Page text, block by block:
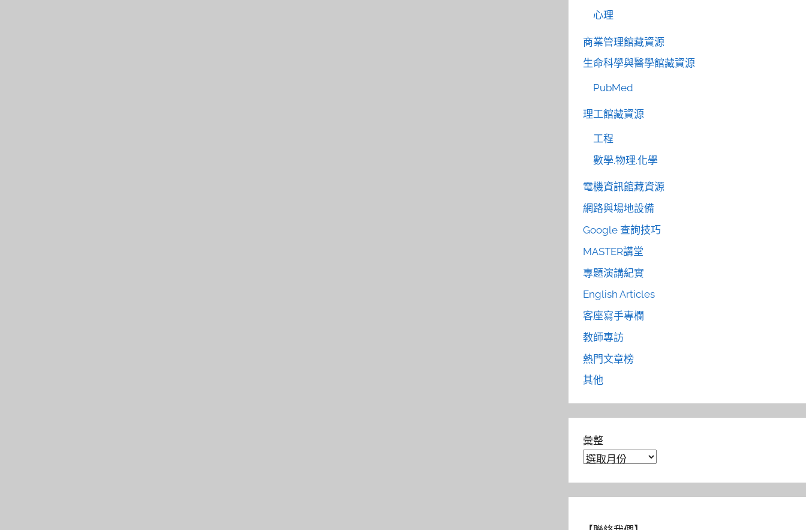
心理
商業管理館藏資源
生命科學與醫學館藏資源
PubMed
理工館藏資源
工程
數學.物理.化學
電機資訊館藏資源
網路與場地設備
Google 查詢技巧
MASTER講堂
專題演講紀實
English Articles
客座寫手專欄
教師專訪
熱門文章榜
其他
彙整